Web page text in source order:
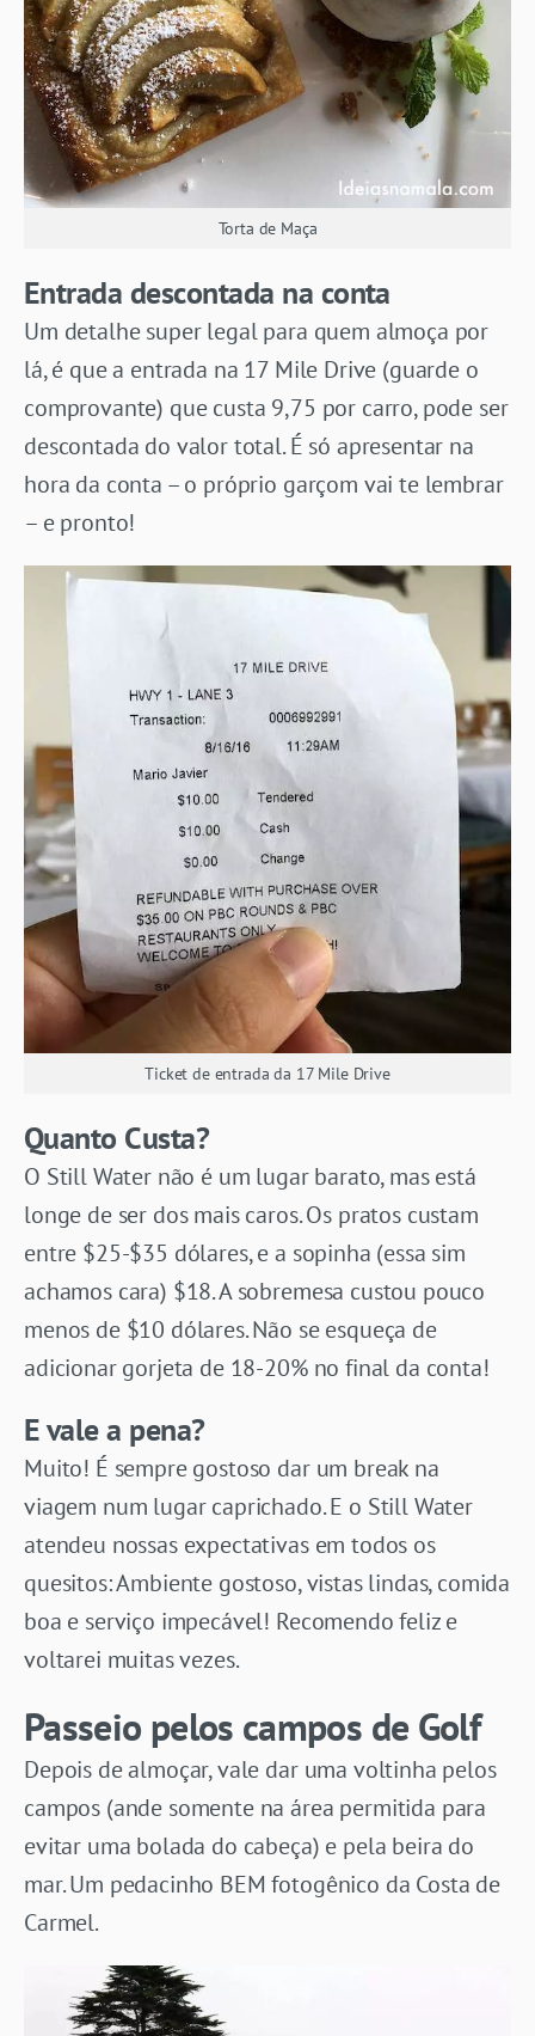
Torta de Maça
Entrada descontada na conta
Um detalhe super legal para quem almoça por
lá, é que a entrada na 17 Mile Drive (guarde o
comprovante) que custa 9,75 por carro, pode ser
descontada do valor total. É só apresentar na
hora da conta – o próprio garçom vai te lembrar
– e pronto!
Ticket de entrada da 17 Mile Drive
Quanto Custa?
O Still Water não é um lugar barato, mas está
longe de ser dos mais caros. Os pratos custam
entre $25-$35 dólares, e a sopinha (essa sim
achamos cara) $18. A sobremesa custou pouco
menos de $10 dólares. Não se esqueça de
adicionar gorjeta de 18-20% no final da conta!
E vale a pena?
Muito! É sempre gostoso dar um break na
viagem num lugar caprichado. E o Still Water
atendeu nossas expectativas em todos os
quesitos: Ambiente gostoso, vistas lindas, comida
boa e serviço impecável! Recomendo feliz e
voltarei muitas vezes.
Passeio pelos campos de Golf
Depois de almoçar, vale dar uma voltinha pelos
campos (ande somente na área permitida para
evitar uma bolada do cabeça) e pela beira do
mar. Um pedacinho BEM fotogênico da Costa de
Carmel.